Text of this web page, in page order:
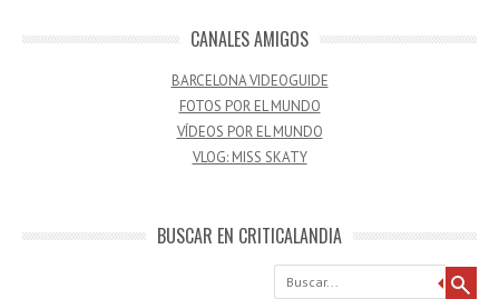
CANALES AMIGOS
BARCELONA VIDEOGUIDE
FOTOS POR EL MUNDO
VÍDEOS POR EL MUNDO
VLOG: MISS SKATY
BUSCAR EN CRITICALANDIA
Buscar